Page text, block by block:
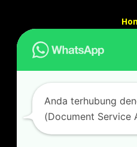
Kontak kami
Alamat kantor :
Jl Swadaya Pam No 6 Rt
Cakung, Jakarta Timur
Anda terhubung
(Document Service